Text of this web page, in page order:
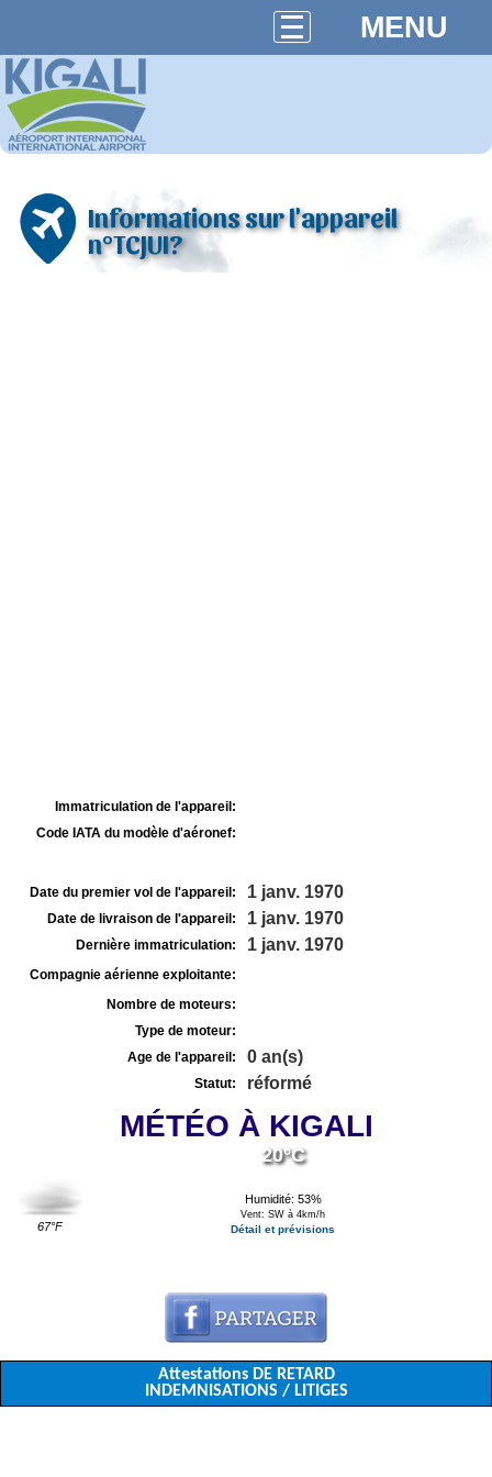
MENU
Informations sur l'appareil
n°TCJUI?
Immatriculation de l'appareil:
Code IATA du modèle d'aéronef:
Date du premier vol de l'appareil: 1 janv. 1970
Date de livraison de l'appareil: 1 janv. 1970
Dernière immatriculation: 1 janv. 1970
Compagnie aérienne exploitante:
Nombre de moteurs:
Type de moteur:
Age de l'appareil:
0 an(s)
Statut: réformé
MÉTÉO À KIGALI
67°F
20°C
Humidité: 53%
Vent: SW à 4km/h
Détail et prévisions
Attestations DE RETARD
INDEMNISATIONS / LITIGES